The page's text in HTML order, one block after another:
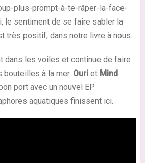
plus-prompt-à-te-râper-la-face-
le sentiment de se faire sabler la
très positif, dans notre livre à nous.
dans les voiles et continue de faire
à la mer. Ouri et Mind
port avec un nouvel EP
aquatiques finissent ici.